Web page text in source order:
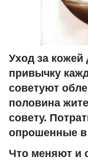
Уход за
привычку
советуют
половина
совету.
опрошенные в
Что меняют и